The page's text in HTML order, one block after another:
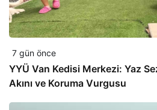
7 gün önce
YYÜ Van Kedisi Merkezi: Yaz
Akını ve Koruma Vurgusu